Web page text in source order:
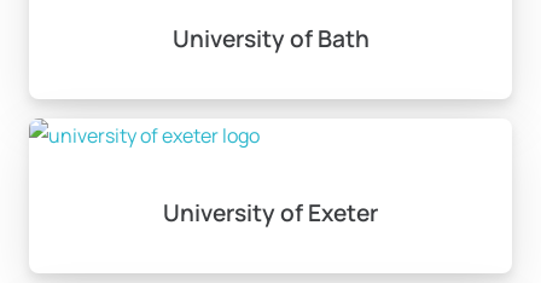
University of Bath
University of Exeter